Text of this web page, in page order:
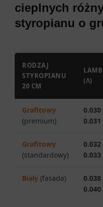
cieplnych
styropianu o
RODZAJ
STYROPIANU
20 CM
(Λ)
Grafitowy
(premium)
0.030
0.031
Grafitowy
(standardowy)
0.032
0.033
Biały (fasada)
0.038
0.040